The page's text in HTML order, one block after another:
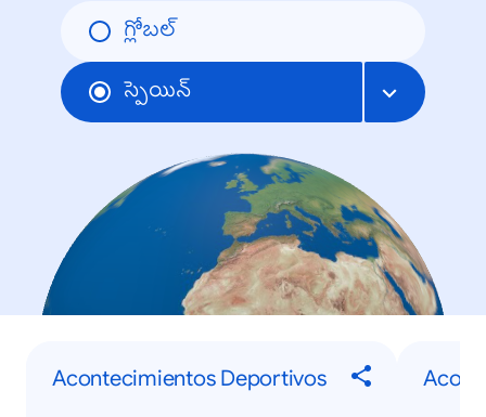
గ్లోబల్
స్పెయిన్
Acontecimientos Deportivos